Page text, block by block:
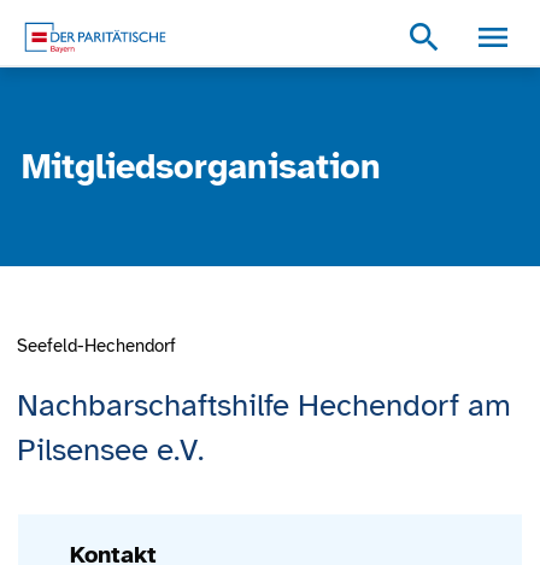
search
Mitgliedsorganisation
Nachbarschaftshilfe Hechendorf am
Pilsensee e.V.
Seefeld-Hechendorf
Kontakt